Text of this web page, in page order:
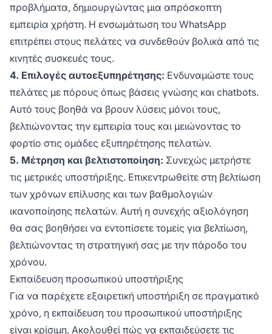
προβλήματα, δημιουργώντας μια απρόσκοπτη
εμπειρία χρήστη. Η ενσωμάτωση του WhatsApp
επιτρέπει στους πελάτες να συνδεθούν βολικά από τις
κινητές συσκευές τους.
4. Επιλογές αυτοεξυπηρέτησης: Ενδυναμώστε τους
πελάτες με πόρους όπως βάσεις γνώσης και chatbots.
Αυτό τους βοηθά να βρουν λύσεις μόνοι τους,
βελτιώνοντας την εμπειρία τους και μειώνοντας το
φορτίο στις ομάδες εξυπηρέτησης πελατών.
5. Μέτρηση και βελτιστοποίηση: Συνεχώς μετρήστε
τις μετρικές υποστήριξης. Επικεντρωθείτε στη βελτίωση
των χρόνων επίλυσης και των βαθμολογιών
ικανοποίησης πελατών. Αυτή η συνεχής αξιολόγηση
θα σας βοηθήσει να εντοπίσετε τομείς για βελτίωση,
βελτιώνοντας τη στρατηγική σας με την πάροδο του
χρόνου.
Εκπαίδευση προσωπικού υποστήριξης
Για να παρέχετε εξαιρετική υποστήριξη σε πραγματικό
χρόνο, η εκπαίδευση του προσωπικού υποστήριξης
είναι κρίσιμη. Ακολουθεί πώς να εκπαιδεύσετε τις